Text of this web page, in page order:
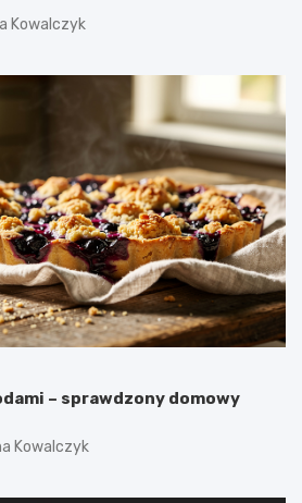
Kowalczyk
– sprawdzony domowy
Kowalczyk